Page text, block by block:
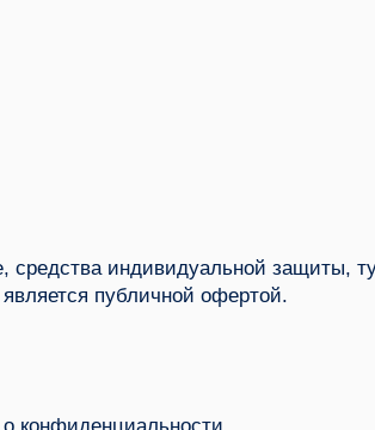
индивидуальной защиты,
публичной офертой.
конфиденциальности